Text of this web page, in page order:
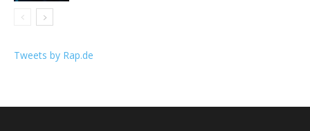
Tweets by Rap.de